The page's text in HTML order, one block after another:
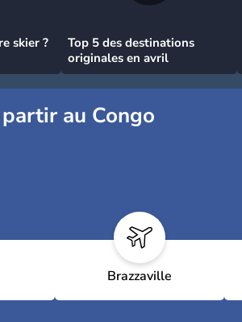
skier ?
Top 5 des destinations
originales en avril
au Congo
Brazzaville